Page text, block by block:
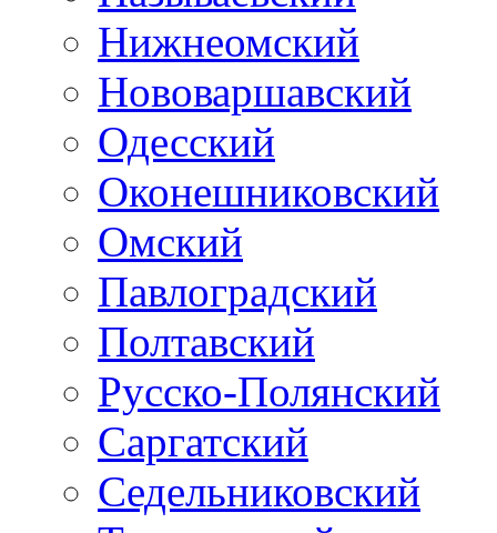
Нижнеомский
Нововаршавский
Одесский
Оконешниковский
Омский
Павлоградский
Полтавский
Русско-Полянский
Саргатский
Седельниковский